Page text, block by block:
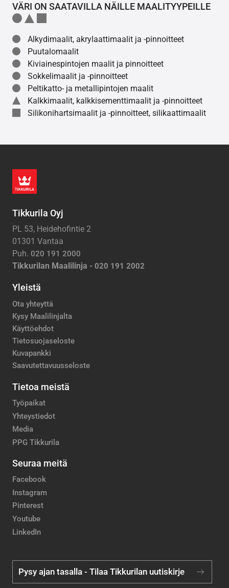
VÄRI ON SAATAVILLA NÄILLE MAALITYYPEILLE
Alkydimaalit, akrylaattimaalit ja -pinnoitteet
Puutalomaalit
Kiviainespintojen maalit ja pinnoitteet
Sokkelimaalit ja -pinnoitteet
Peltikatto- ja metallipintojen maalit
Kalkkimaalit, kalkkisementtimaalit ja -pinnoitteet
Silikonihartsimaalit ja -pinnoitteet, silikaattimaalit
Tikkurila Oyj
PL 53, Heidehofintie 2
01301 Vantaa
Puh. 020 191 2000
Tikkurilan Maalilinja - 020 191 2002
Yleistä
Ota yhteyttä
Kysy Maalilinjalta
Käyttöehdot
Tietosuojaseloste
Kuvapankki
Saavutettavuusseloste
Tietoa meistä
Työpaikat
Yhteystiedot
Media
PPG Tikkurila
Seuraa meitä
Facebook
Instagram
Pinterest
Youtube
LinkedIn
Pysy ajan tasalla - Tilaa Tikkurilan uutiskirje